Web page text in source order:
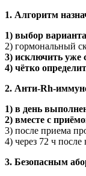
1. Алгоритм
1) выбор
2) гормональный
3) исключить уже
4) чётко
2. Анти-Rh-
1) в день
2) вместе с
3) после приема
4) через 72 ч
3. Безопасным